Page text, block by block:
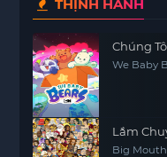
THỊNH HÀNH
Chúng
We Baby
Lắm
Big Mouth